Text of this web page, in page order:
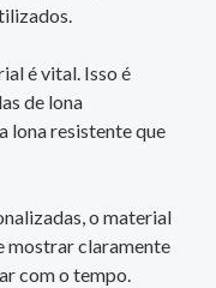
é vital. Isso é
de lona
lona resistente que
o material
mostrar claramente
com o tempo.